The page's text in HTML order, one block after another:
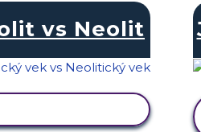
vs Neolit